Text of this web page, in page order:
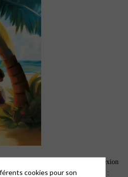
présenterons les enjeux de la réflexion
pistes à partir desquelles partager :
cookies pour son